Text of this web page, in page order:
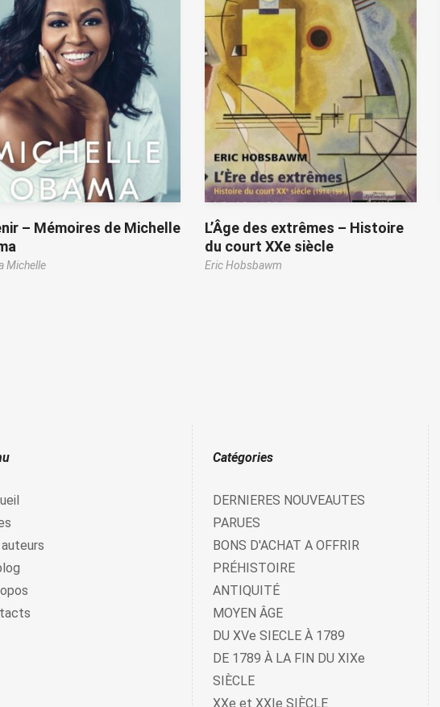
– Mémoires de Michelle
Michelle
L’Âge des extrêmes – Histoire
du court XXe siècle
Eric Hobsbawm
Catégories
DERNIERES NOUVEAUTES
PARUES
BONS D'ACHAT A OFFRIR
PRÉHISTOIRE
ANTIQUITÉ
MOYEN ÂGE
DU XVe SIECLE À 1789
DE 1789 À LA FIN DU XIXe
SIÈCLE
XXe et XXIe SIÈCLE